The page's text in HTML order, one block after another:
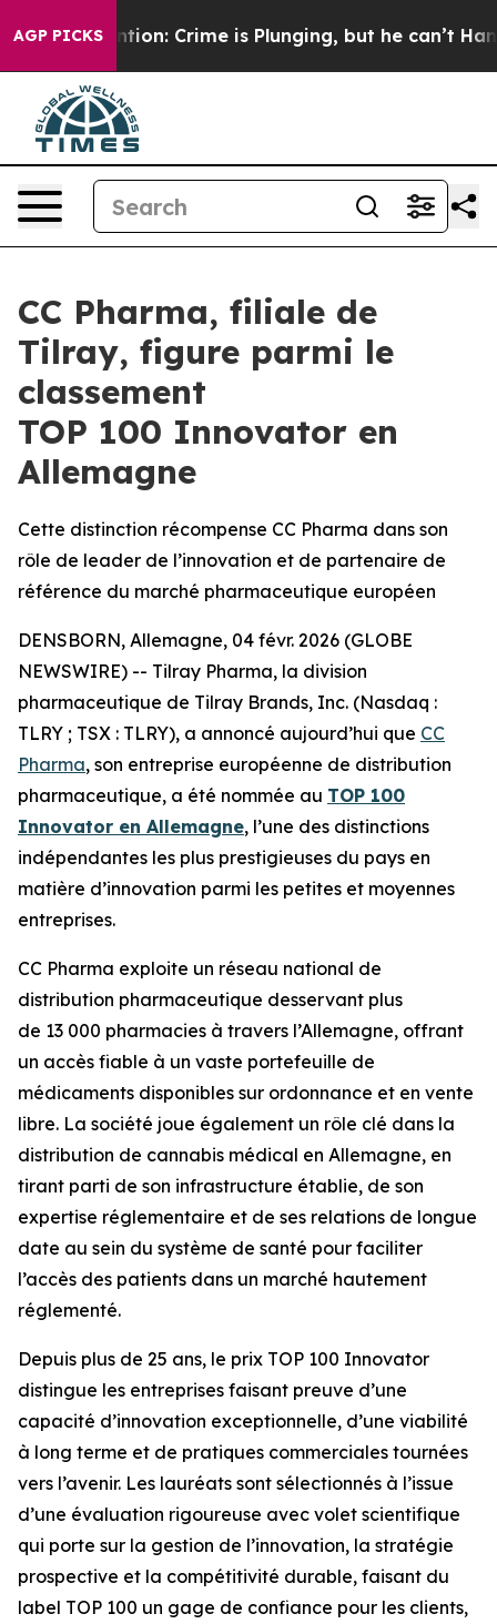
AGP PICKS
Mention: Crime is Plunging, but he can’t Handle
CC Pharma, filiale de
Tilray, figure parmi le
classement
TOP 100 Innovator en
Allemagne
Cette distinction récompense CC Pharma dans son
rôle de leader de l’innovation et de partenaire de
référence du marché pharmaceutique européen
DENSBORN, Allemagne, 04 févr. 2026 (GLOBE
NEWSWIRE) -- Tilray Pharma, la division
pharmaceutique de Tilray Brands, Inc. (Nasdaq :
TLRY ; TSX : TLRY), a annoncé aujourd’hui que CC
Pharma, son entreprise européenne de distribution
pharmaceutique, a été nommée au TOP 100
Innovator en Allemagne, l’une des distinctions
indépendantes les plus prestigieuses du pays en
matière d’innovation parmi les petites et moyennes
entreprises.
CC Pharma exploite un réseau national de
distribution pharmaceutique desservant plus
de 13 000 pharmacies à travers l’Allemagne, offrant
un accès fiable à un vaste portefeuille de
médicaments disponibles sur ordonnance et en vente
libre. La société joue également un rôle clé dans la
distribution de cannabis médical en Allemagne, en
tirant parti de son infrastructure établie, de son
expertise réglementaire et de ses relations de longue
date au sein du système de santé pour faciliter
l’accès des patients dans un marché hautement
réglementé.
Depuis plus de 25 ans, le prix TOP 100 Innovator
distingue les entreprises faisant preuve d’une
capacité d’innovation exceptionnelle, d’une viabilité
à long terme et de pratiques commerciales tournées
vers l’avenir. Les lauréats sont sélectionnés à l’issue
d’une évaluation rigoureuse avec volet scientifique
qui porte sur la gestion de l’innovation, la stratégie
prospective et la compétitivité durable, faisant du
label TOP 100 un gage de confiance pour les clients,